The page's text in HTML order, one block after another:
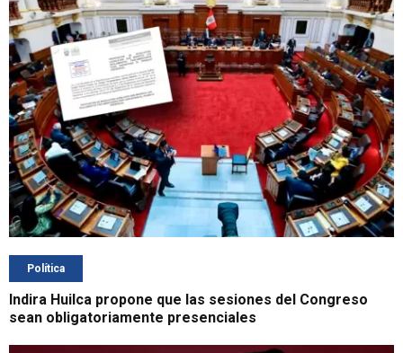
Política
Indira Huilca propone que las sesiones del Congreso
sean obligatoriamente presenciales